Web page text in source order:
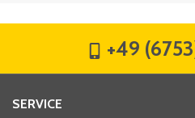
+49
SERVICE